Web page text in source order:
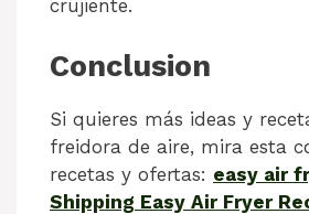
crujiente.
Conclusion
Si quieres más ideas y
freidora de aire, mira esta
recetas y ofertas: easy air
Shipping Easy Air Fryer